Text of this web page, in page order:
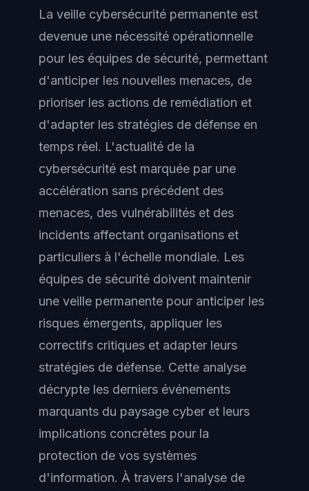
La veille cybersécurité permanente est
devenue une nécessité opérationnelle
pour les équipes de sécurité, permettant
d'anticiper les nouvelles menaces, de
prioriser les actions de remédiation et
d'adapter les stratégies de défense en
temps réel. L'actualité de la
cybersécurité est marquée par une
accélération sans précédent des
menaces, des vulnérabilités et des
incidents affectant organisations et
particuliers à l'échelle mondiale. Les
équipes de sécurité doivent maintenir
une veille permanente pour anticiper les
risques émergents, appliquer les
correctifs critiques et adapter leurs
stratégies de défense. Cette analyse
décrypte les derniers événements
marquants du paysage cyber et leurs
implications concrètes pour la
protection de vos systèmes
d'information. À travers l'analyse de